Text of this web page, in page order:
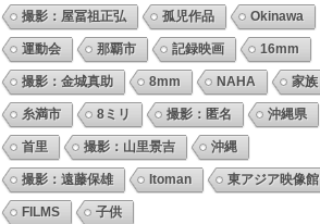
撮影：屋冨祖正弘 孤児作品 Okinawa
運動会 那覇市 記録映画 16mm
撮影：金城真助 8mm NAHA 家族
糸満市 8ミリ 撮影：匿名 沖縄県
首里 撮影：山里景吉 沖縄
撮影：遠藤保雄 Itoman 東アジア映像館
FILMS 子供